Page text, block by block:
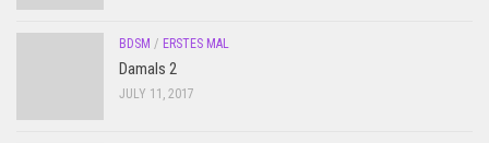
BDSM / ERSTES MAL
Damals 2
JULY 11, 2017